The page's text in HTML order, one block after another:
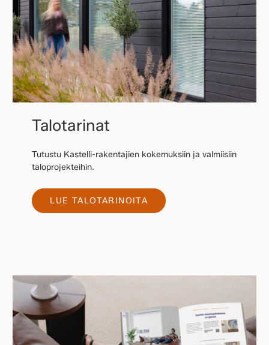
Talotarinat
Tutustu Kastelli-rakentajien kokemuksiin ja valmiisiin
taloprojekteihin.
LUE TALOTARINOITA